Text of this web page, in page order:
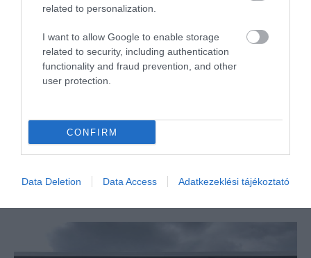
related to personalization.
I want to allow Google to enable storage
related to security, including authentication
functionality and fraud prevention, and other
user protection.
CONFIRM
Data Deletion Data Access Adatkezeklési tájékoztató
napelemekkel, valamint a fürdőben keletkező
metángázt hasznosító kazánrendszerrel épül a
Horváth Építőmester Zrt. kivitelezésében.
Látványtervek és videó alább.